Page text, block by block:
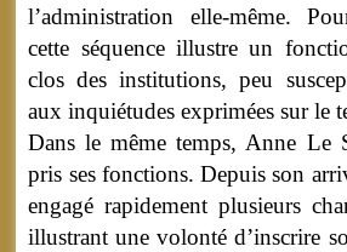
l’administration elle-même.
cette séquence illustre un
clos des institutions, peu
aux inquiétudes exprimées sur le
Dans le même temps, Anne Le
pris ses fonctions. Depuis son
engagé rapidement plusieurs
illustrant une volonté d’inscrire